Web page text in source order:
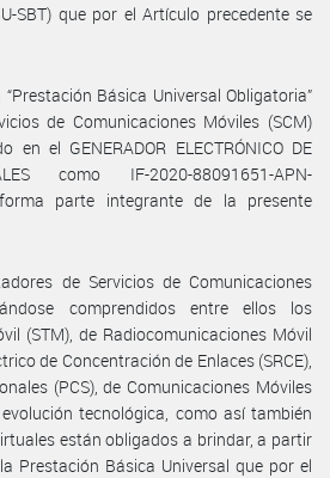
SBT) que por el Artículo precedente se
“Prestación Básica Universal Obligatoria”
de Comunicaciones Móviles (SCM)
el GENERADOR ELECTRÓNICO DE
como IF-2020-88091651-APN-
forma parte integrante de la presente
de Servicios de Comunicaciones
comprendidos entre ellos los
(STM), de Radiocomunicaciones Móvil
de Concentración de Enlaces (SRCE),
(PCS), de Comunicaciones Móviles
tecnológica, como así también
están obligados a brindar, a partir
Prestación Básica Universal que por el